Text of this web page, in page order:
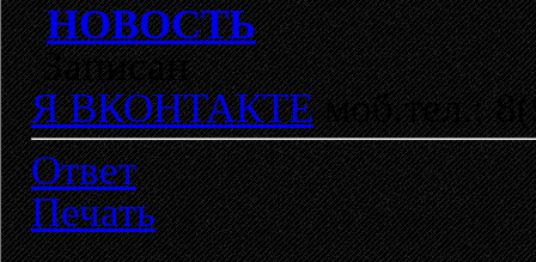
НОВОСТЬ
Записан
Я ВКОНТАКТЕмоб.тел.:
Ответ
Печать